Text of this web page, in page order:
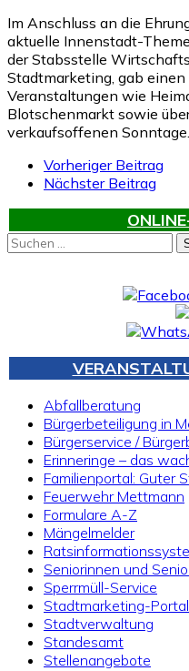
Im Anschluss an die
aktuelle Innenstadt-
der Stabsstelle
Stadtmarketing, gab
Veranstaltungen wie
Blotschenmarkt sowie
verkaufsoffenen Sonntage.
Vorheriger Beitrag
Nächster Beitrag
Suchen
nach:
Abfallberatung
Bürgerbeteiligung in
Bürgerservice /
Erinneringe – das
Familienportal: Guter
Feuerwehr Mettmann
Formulare A-Z
Mängelmelder
Seniorinnen und
Sperrmüll-Service
Stadtmarketing-Portal
Stadtverwaltung
Standesamt
Stellenangebote